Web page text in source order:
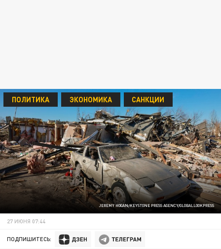
JEREMY HOGAN/KEYSTONE PRESS AGENCY/GLOBALLOOKPRESS
ПОЛИТИКА ЭКОНОМИКА САНКЦИИ
27 ИЮНЯ 07:44
ПОДПИШИТЕСЬ: